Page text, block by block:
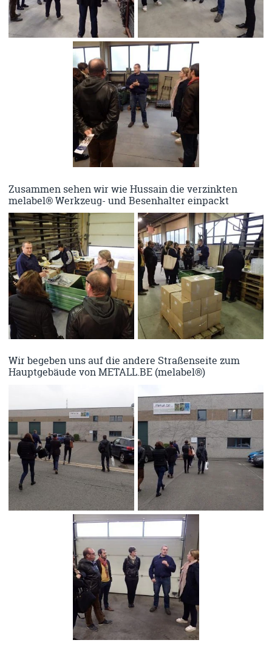
Zusammen sehen wir wie Hussain die verzinkten
melabel® Werkzeug- und Besenhalter einpackt
Wir begeben uns auf die andere Straßenseite zum
Hauptgebäude von METALL.BE (melabel®)